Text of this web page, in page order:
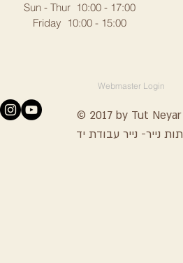
Sun - Thur 10:00 - 17:00
Friday 10:00 - 15:00
© 2017 by Tut Neyar
תות נייר- נייר עבודת יד
Webmaster Login